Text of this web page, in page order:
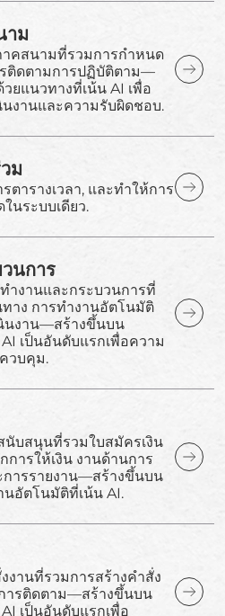
าม
คสนามที่รวมการกำหนด
รติดตามการปฏิบัติตาม—
ยแนวทางที่เน้น AI เพื่อ
นงานและความรับผิดชอบ.
ม
ตารางเวลา, และทำให้การ
นระบบเดียว.
นการ
ำงานและกระบวนการที่
าง การทำงานอัตโนมัติ
นงาน—สร้างขึ้นบน
เป็นอันดับแรกเพื่อความ
วบคุม.
นับสนุนที่รวมใบสมัครเงิน
ารให้เงิน งานด้านการ
ารรายงาน—สร้างขึ้นบน
นอัตโนมัติที่เน้น AI.
งานที่รวมการสร้างคำสั่ง
ารติดตาม—สร้างขึ้นบน
เป็นอันดับแรกเพื่อ